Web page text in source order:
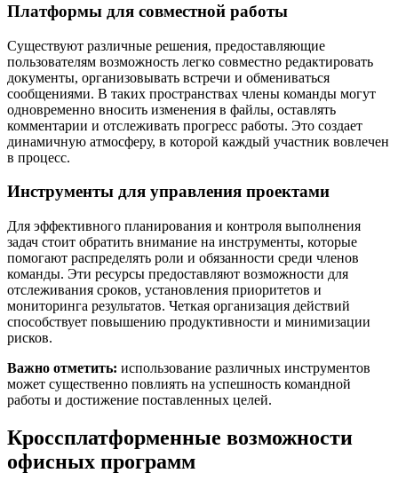
Платформы для совместной работы
Существуют различные решения, предоставляющие
пользователям возможность легко совместно редактировать
документы, организовывать встречи и обмениваться
сообщениями. В таких пространствах члены команды могут
одновременно вносить изменения в файлы, оставлять
комментарии и отслеживать прогресс работы. Это создает
динамичную атмосферу, в которой каждый участник вовлечен
в процесс.
Инструменты для управления проектами
Для эффективного планирования и контроля выполнения
задач стоит обратить внимание на инструменты, которые
помогают распределять роли и обязанности среди членов
команды. Эти ресурсы предоставляют возможности для
отслеживания сроков, установления приоритетов и
мониторинга результатов. Четкая организация действий
способствует повышению продуктивности и минимизации
рисков.
Важно отметить: использование различных инструментов
может существенно повлиять на успешность командной
работы и достижение поставленных целей.
Кроссплатформенные возможности
офисных программ